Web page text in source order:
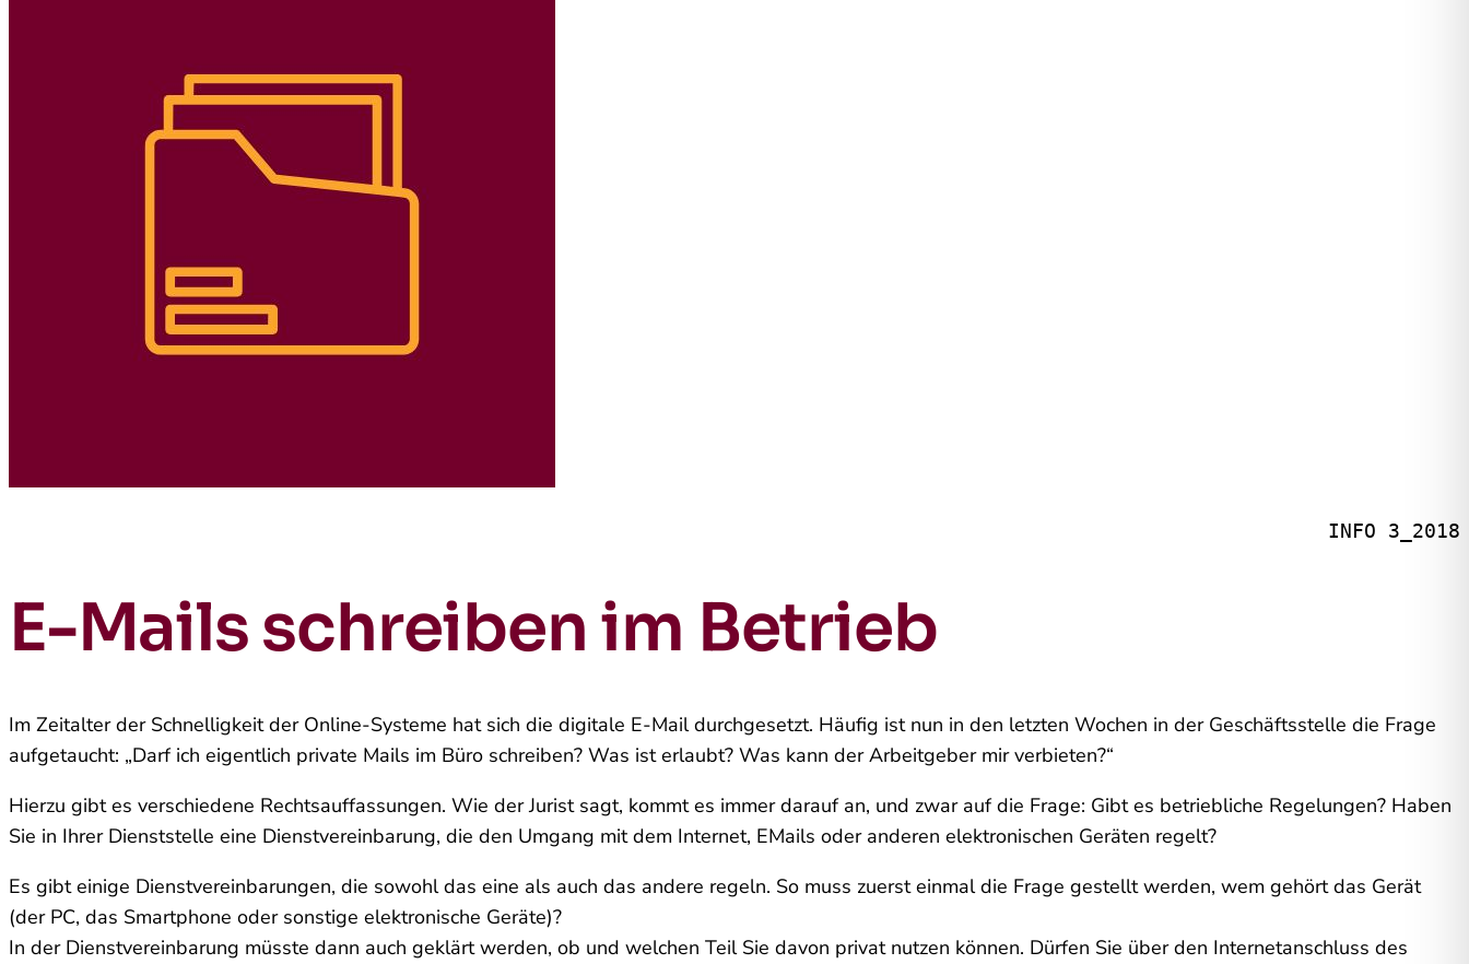
INFO 3_2018
E-Mails schreiben im Betrieb
Im Zeitalter der Schnelligkeit der Online-Systeme hat sich die digitale E-Mail durchgesetzt. Häufig ist nun in den letzten Wochen in der Geschäftsstelle die Frage
aufgetaucht: „Darf ich eigentlich private Mails im Büro schreiben? Was ist erlaubt? Was kann der Arbeitgeber mir verbieten?“
Hierzu gibt es verschiedene Rechtsauffassungen. Wie der Jurist sagt, kommt es immer darauf an, und zwar auf die Frage: Gibt es betriebliche Regelungen? Haben
Sie in Ihrer Dienststelle eine Dienstvereinbarung, die den Umgang mit dem Internet, E­Mails oder anderen elektronischen Geräten regelt?
Es gibt einige Dienstvereinbarungen, die sowohl das eine als auch das andere regeln. So muss zuerst einmal die Frage gestellt werden, wem gehört das Gerät
(der PC, das Smartphone oder sonstige elektronische Geräte)?
In der Dienstvereinbarung müsste dann auch geklärt werden, ob und welchen Teil Sie davon privat nutzen können. Dürfen Sie über den Internetanschluss des